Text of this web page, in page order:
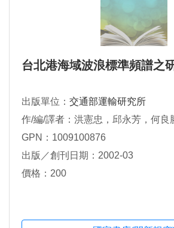
台北港海域波浪標準頻譜之
出版單位： 交通部運輸研究所
作/編/譯者：洪憲忠，邱永芳，何良
GPN：1009100876
出版／創刊日期：2002-03
價格：200